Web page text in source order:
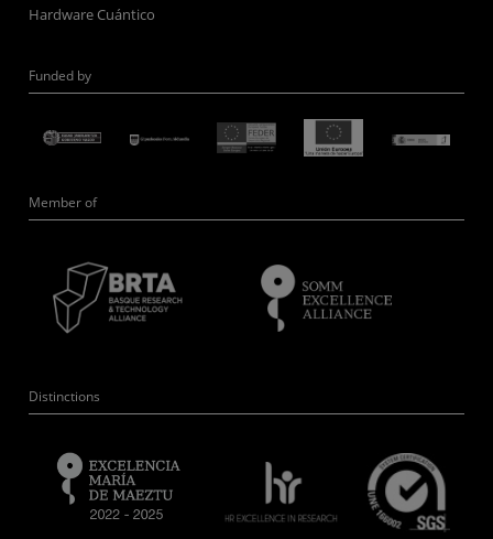
Hardware Cuántico
Funded by
Member of
Distinctions